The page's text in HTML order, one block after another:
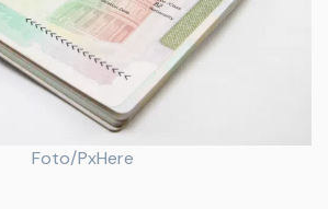
Foto/PxHere